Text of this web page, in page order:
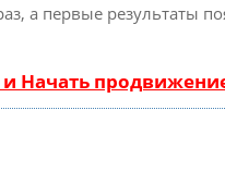
а первые результаты
и Начать